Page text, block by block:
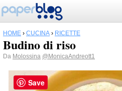
HOME › CUCINA › RICETTE
Budino di riso
Da Molossina @MonicaAndreott1
Save